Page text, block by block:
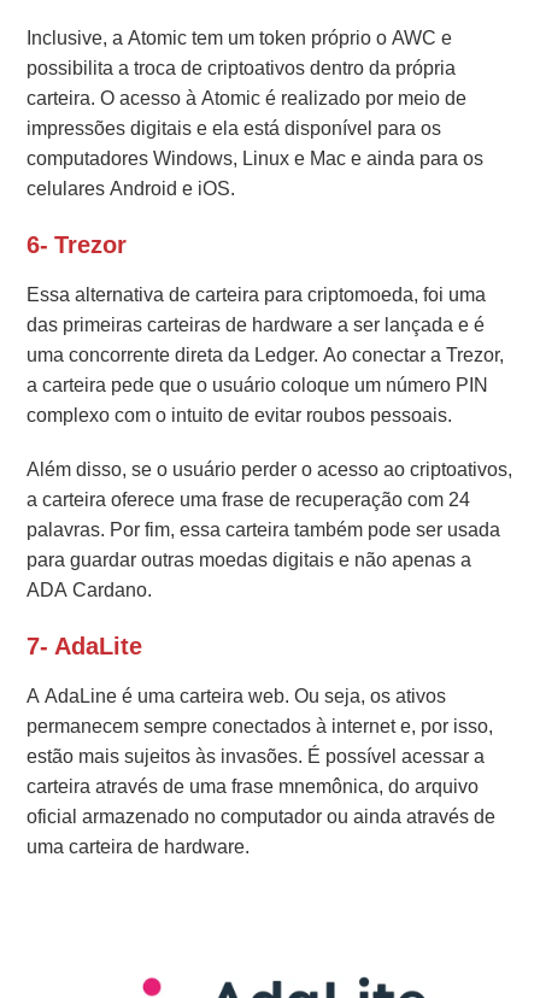
Inclusive, a Atomic tem um token próprio o AWC e
possibilita a troca de criptoativos dentro da própria
carteira. O acesso à Atomic é realizado por meio de
impressões digitais e ela está disponível para os
computadores Windows, Linux e Mac e ainda para os
celulares Android e iOS.
6- Trezor
Essa alternativa de carteira para criptomoeda, foi uma
das primeiras carteiras de hardware a ser lançada e é
uma concorrente direta da Ledger. Ao conectar a Trezor,
a carteira pede que o usuário coloque um número PIN
complexo com o intuito de evitar roubos pessoais.
Além disso, se o usuário perder o acesso ao criptoativos,
a carteira oferece uma frase de recuperação com 24
palavras. Por fim, essa carteira também pode ser usada
para guardar outras moedas digitais e não apenas a
ADA Cardano.
7- AdaLite
A AdaLine é uma carteira web. Ou seja, os ativos
permanecem sempre conectados à internet e, por isso,
estão mais sujeitos às invasões. É possível acessar a
carteira através de uma frase mnemônica, do arquivo
oficial armazenado no computador ou ainda através de
uma carteira de hardware.